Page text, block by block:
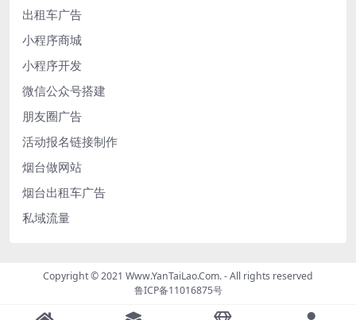
出租车广告
小程序商城
小程序开发
微信公众号搭建
朋友圈广告
活动报名链接制作
烟台做网站
烟台出租车广告
私域流量
Copyright © 2021 Www.YanTaiLao.Com. - All rights reserved
鲁ICP备11016875号